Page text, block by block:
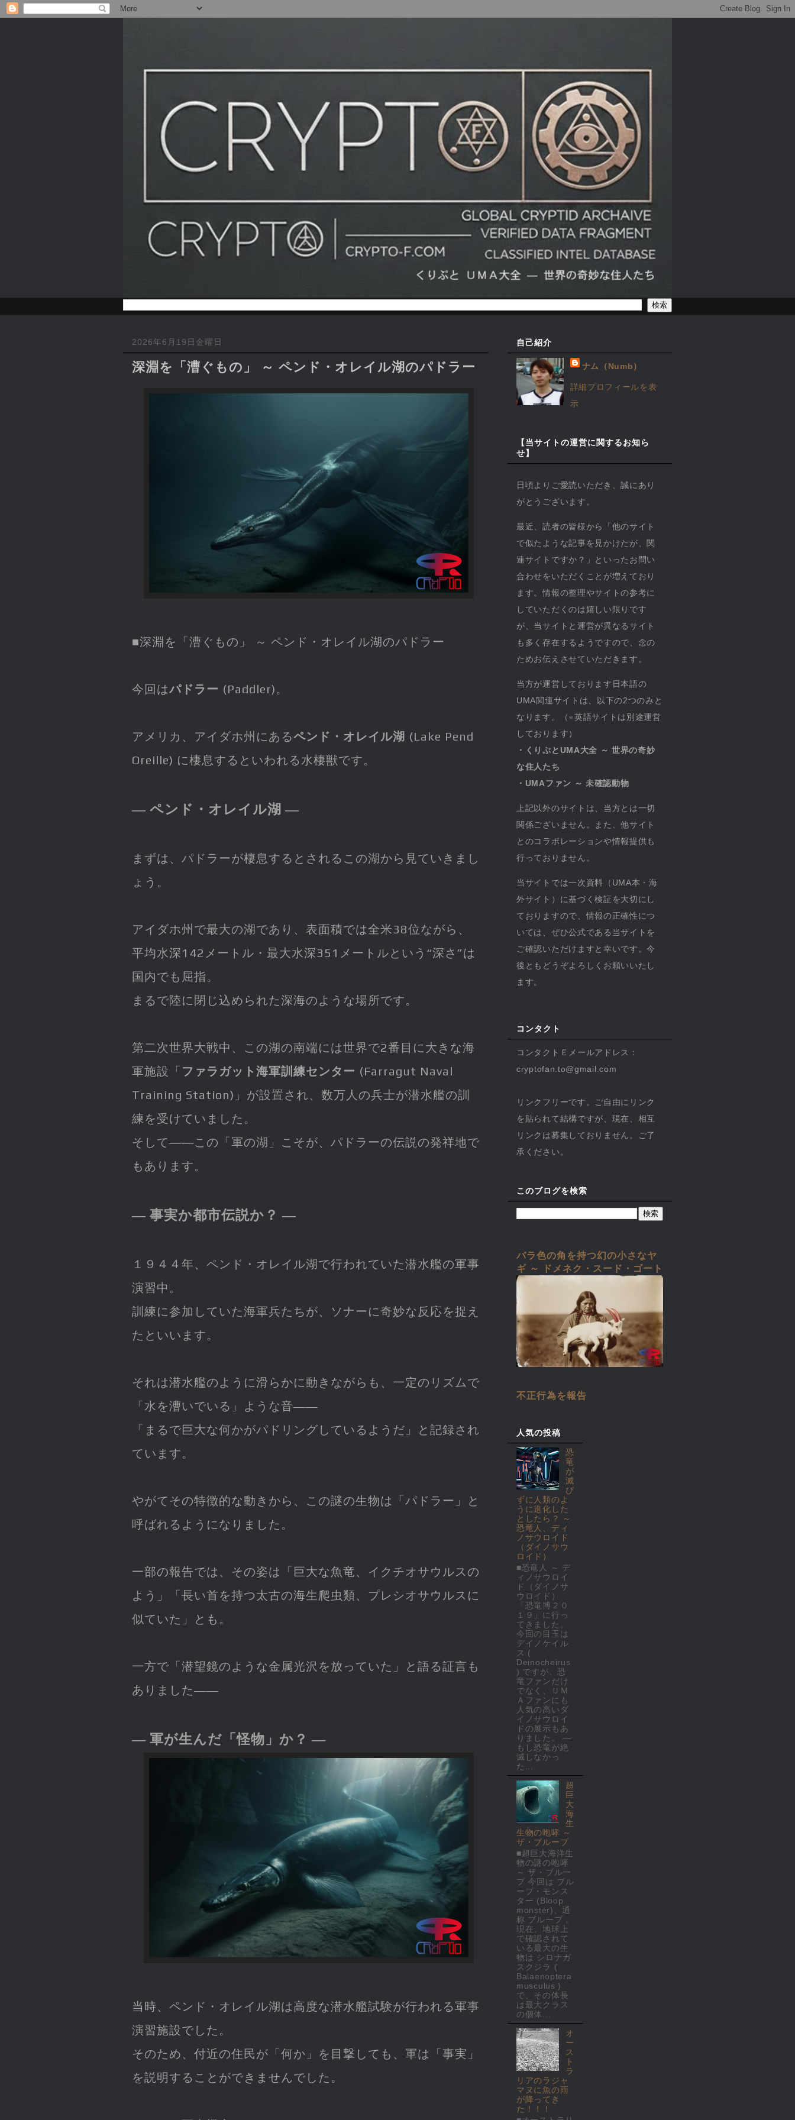
2026年6月19日金曜日
深淵を「漕ぐもの」 ～ ペンド・オレイル湖のパドラー
■深淵を「漕ぐもの」 ～ ペンド・オレイル湖のパドラー
今回はパドラー (Paddler)。
アメリカ、アイダホ州にあるペンド・オレイル湖 (Lake Pend
Oreille) に棲息するといわれる水棲獣です。
― ペンド・オレイル湖 ―
まずは、パドラーが棲息するとされるこの湖から見ていきまし
ょう。
アイダホ州で最大の湖であり、表面積では全米38位ながら、
平均水深142メートル・最大水深351メートルという“深さ”は
国内でも屈指。
まるで陸に閉じ込められた深海のような場所です。
第二次世界大戦中、この湖の南端には世界で2番目に大きな海
軍施設「 ファラガット海軍訓練センター (Farragut Naval
Training Station)」が設置され、数万人の兵士が潜水艦の訓
練を受けていました。
そして――この「軍の湖」こそが、パドラーの伝説の発祥地で
もあります。
― 事実か都市伝説か？ ―
１９４４年、ペンド・オレイル湖で行われていた潜水艦の軍事
演習中。
訓練に参加していた海軍兵たちが、ソナーに奇妙な反応を捉え
たといいます。
それは潜水艦のように滑らかに動きながらも、一定のリズムで
「水を漕いでいる」ような音――
「まるで巨大な何かがパドリングしているようだ」と記録され
ています。
やがてその特徴的な動きから、この謎の生物は「パドラー」と
呼ばれるようになりました。
一部の報告では、その姿は「巨大な魚竜、イクチオサウルスの
よう」「長い首を持つ太古の海生爬虫類、プレシオサウルスに
似ていた」とも。
一方で「潜望鏡のような金属光沢を放っていた」と語る証言も
ありました――
― 軍が生んだ「怪物」か？ ―
当時、ペンド・オレイル湖は高度な潜水艦試験が行われる軍事
演習施設でした。
そのため、付近の住民が「何か」を目撃しても、軍は「事実」
を説明することができませんでした。
自己紹介
ナム（Numb）
詳細プロフィールを表
示
【当サイトの運営に関するお知ら
せ】
日頃よりご愛読いただき、誠にあり
がとうございます。
最近、読者の皆様から「他のサイト
で似たような記事を見かけたが、関
連サイトですか？」といったお問い
合わせをいただくことが増えており
ます。情報の整理やサイトの参考に
していただくのは嬉しい限りです
が、当サイトと運営が異なるサイト
も多く存在するようですので、念の
ためお伝えさせていただきます。
当方が運営しております日本語の
UMA関連サイトは、以下の2つのみと
なります。（※英語サイトは別途運営
しております）
・くりぷとUMA大全 ～ 世界の奇妙
な住人たち
・UMAファン ～ 未確認動物
上記以外のサイトは、当方とは一切
関係ございません。また、他サイト
とのコラボレーションや情報提供も
行っておりません。
当サイトでは一次資料（UMA本・海
外サイト）に基づく検証を大切にし
ておりますので、情報の正確性につ
いては、ぜひ公式である当サイトを
ご確認いただけますと幸いです。今
後ともどうぞよろしくお願いいたし
ます。
コンタクト
コンタクトＥメールアドレス：
cryptofan.to@gmail.com
リンクフリーです。ご自由にリンク
を貼られて結構ですが、現在、相互
リンクは募集しておりません。ご了
承ください。
このブログを検索
バラ色の角を持つ幻の小さなヤ
ギ ～ ドメネク・スード・ゴート
不正行為を報告
人気の投稿
恐
竜
が
滅
び
ずに人類のよ
うに進化した
としたら？ ～
恐竜人、ディ
ノサウロイド
（ダイノサウ
ロイド）
■恐竜人 ～ デ
ィノサウロイ
ド（ダイノサ
ウロイド）
「恐竜博２０
１９」に行っ
てきました。
今回の目玉は
デイノケイル
ス (
Deinocheirus
) ですが、恐
竜ファンだけ
でなく、ＵＭ
Ａファンにも
人気の高いダ
イノサウロイ
ドの展示もあ
りました。 ―
もし恐竜が絶
滅しなかっ
た...
超
巨
大
海
生
生物の咆哮 ～
ザ・ブループ
■超巨大海洋生
物の謎の咆哮
～ ザ・ブルー
プ 今回は ブル
ープ・モンス
ター (Bloop
monster)、通
称 ブループ 。
現在、地球上
で確認されて
いる最大の生
物は シロナガ
スクジラ (
Balaenoptera
musculus )
で、その体長
は最大クラス
の個体...
オ
ー
ス
ト
ラ
リアのラジャ
マヌに魚の雨
が降ってき
た！！！